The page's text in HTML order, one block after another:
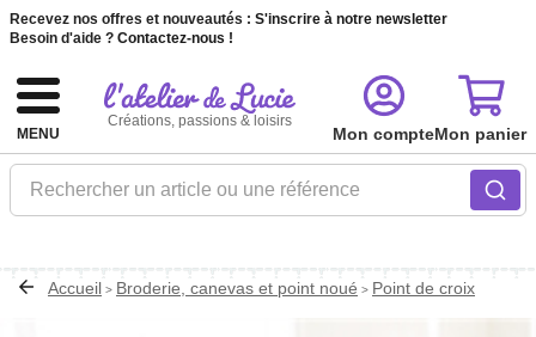
Recevez nos offres et nouveautés : S'inscrire à notre newsletter
Besoin d'aide ? Contactez-nous !
MENU
Créations, passions & loisirs
Rechercher un article ou une référence
Mon compteMon panier
Accueil > Broderie, canevas et point noué > Point de croix